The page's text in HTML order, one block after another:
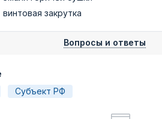
винтовая закрутка
Вопросы и ответы
Субъект РФ